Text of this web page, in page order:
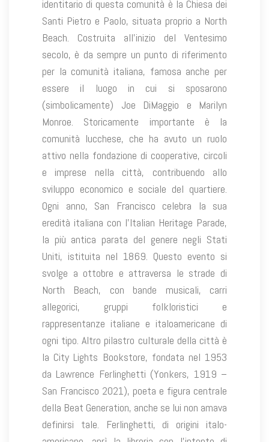
identitario di questa comunità è la Chiesa dei
Santi Pietro e Paolo, situata proprio a North
Beach. Costruita all’inizio del Ventesimo
secolo, è da sempre un punto di riferimento
per la comunità italiana, famosa anche per
essere il luogo in cui si sposarono
(simbolicamente) Joe DiMaggio e Marilyn
Monroe. Storicamente importante è la
comunità lucchese, che ha avuto un ruolo
attivo nella fondazione di cooperative, circoli
e imprese nella città, contribuendo allo
sviluppo economico e sociale del quartiere.
Ogni anno, San Francisco celebra la sua
eredità italiana con l’Italian Heritage Parade,
la più antica parata del genere negli Stati
Uniti, istituita nel 1869. Questo evento si
svolge a ottobre e attraversa le strade di
North Beach, con bande musicali, carri
allegorici, gruppi folkloristici e
rappresentanze italiane e italoamericane di
ogni tipo. Altro pilastro culturale della città è
la City Lights Bookstore, fondata nel 1953
da Lawrence Ferlinghetti (Yonkers, 1919 –
San Francisco 2021), poeta e figura centrale
della Beat Generation, anche se lui non amava
definirsi tale. Ferlinghetti, di origini italo-